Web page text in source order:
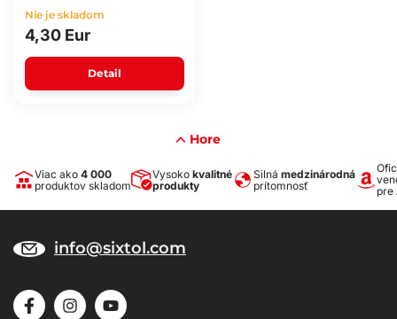
Nie je skladom
4,30 Eur
Detail
Hore
Viac ako 4 000
produktov skladom
Vysoko kvalitné
produkty
Silná medzinárodná
prítomnosť
pre
info@sixtol.com